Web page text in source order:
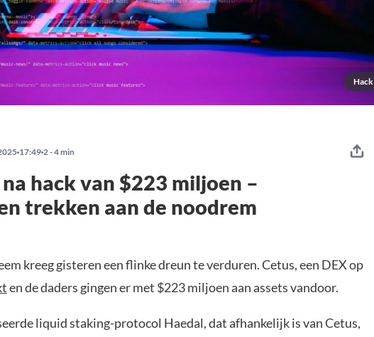
Hack
17:49 2 - 4 min
hack van $223 miljoen –
trekken aan de noodrem
kreeg gisteren een flinke dreun te verduren. Cetus, een DEX op
en de daders gingen er met $223 miljoen aan assets vandoor.
liquid staking-protocol Haedal, dat afhankelijk is van Cetus,